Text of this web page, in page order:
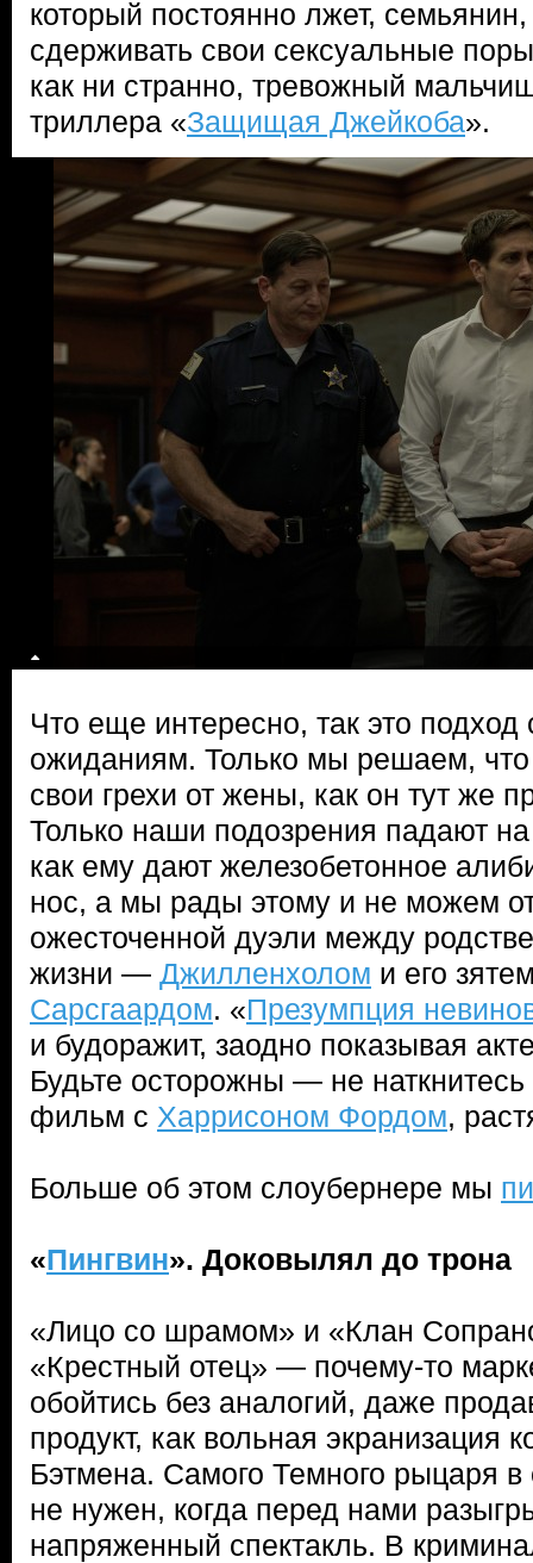
который постоянно лжет,
сдерживать свои сексуальные
как ни странно, тревожный
триллера «Защищая Джейкоба».
Что еще интересно, так это
ожиданиям. Только мы решаем, что
свои грехи от жены, как он тут же
Только наши подозрения падают
как ему дают железобетонное
нос, а мы рады этому и не можем
ожесточенной дуэли между
жизни — Джилленхолом и его
Сарсгаардом. «Презумпция
и будоражит, заодно показывая
Будьте осторожны — не
фильм с Харрисоном Фордом,
Больше об этом слоубернере мы
«Пингвин». Доковылял до трона
«Лицо со шрамом» и «Клан
«Крестный отец» — почему-то
обойтись без аналогий, даже
продукт, как вольная экранизация
Бэтмена. Самого Темного рыцаря в
не нужен, когда перед нами
напряженный спектакль. В